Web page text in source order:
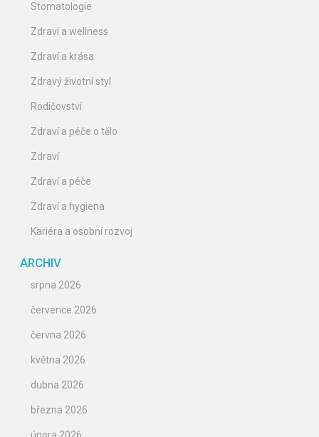
Stomatologie
Zdraví a wellness
Zdraví a krása
Zdravý životní styl
Rodičovství
Zdraví a péče o tělo
Zdraví
Zdraví a péče
Zdraví a hygiena
Kariéra a osobní rozvoj
ARCHIV
srpna 2026
července 2026
června 2026
května 2026
dubna 2026
března 2026